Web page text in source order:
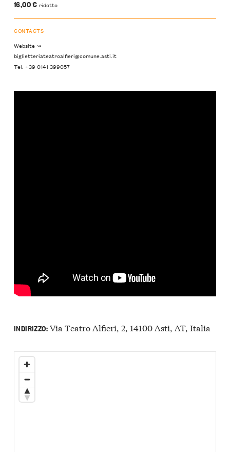
16,00 € ridotto
CONTACTS
Website ↝
biglietteriateatroalfieri@comune.asti.it
Tel: +39 0141 399057
INDIRIZZO:Via Teatro Alfieri, 2, 14100 Asti, AT, Italia